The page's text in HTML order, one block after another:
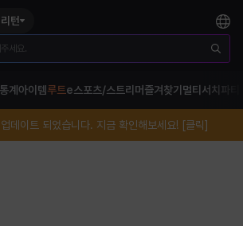
턴
통계 아이템루트e스포츠/스트리머 즐겨찾기 멀티서치 파티
데이트 되었습니다. 지금 확인해보세요! [클릭]